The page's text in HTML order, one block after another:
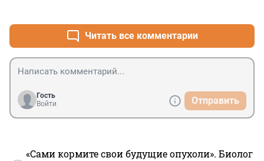
Читать все комментарии
Гость
Войти
Отправить
«Сами кормите свои будущие опухоли». Биолог